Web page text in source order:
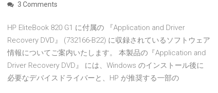
3 Comments
HP EliteBook 820 G1 に付属の 『Application and Driver
Recovery DVD』 (732166-B22) に収録されているソフトウェア
情報についてご案内いたします。 本製品の『Application and
Driver Recovery DVD』 には、Windows のインストール後に
必要なデバイスドライバーと、HP が推奨する一部の